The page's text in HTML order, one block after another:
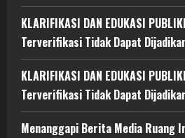
KLARIFIKASI DAN EDUKASI
Terverifikasi Tidak Dapat
KLARIFIKASI DAN EDUKASI
Terverifikasi Tidak Dapat
Menanggapi Berita Media Ruang